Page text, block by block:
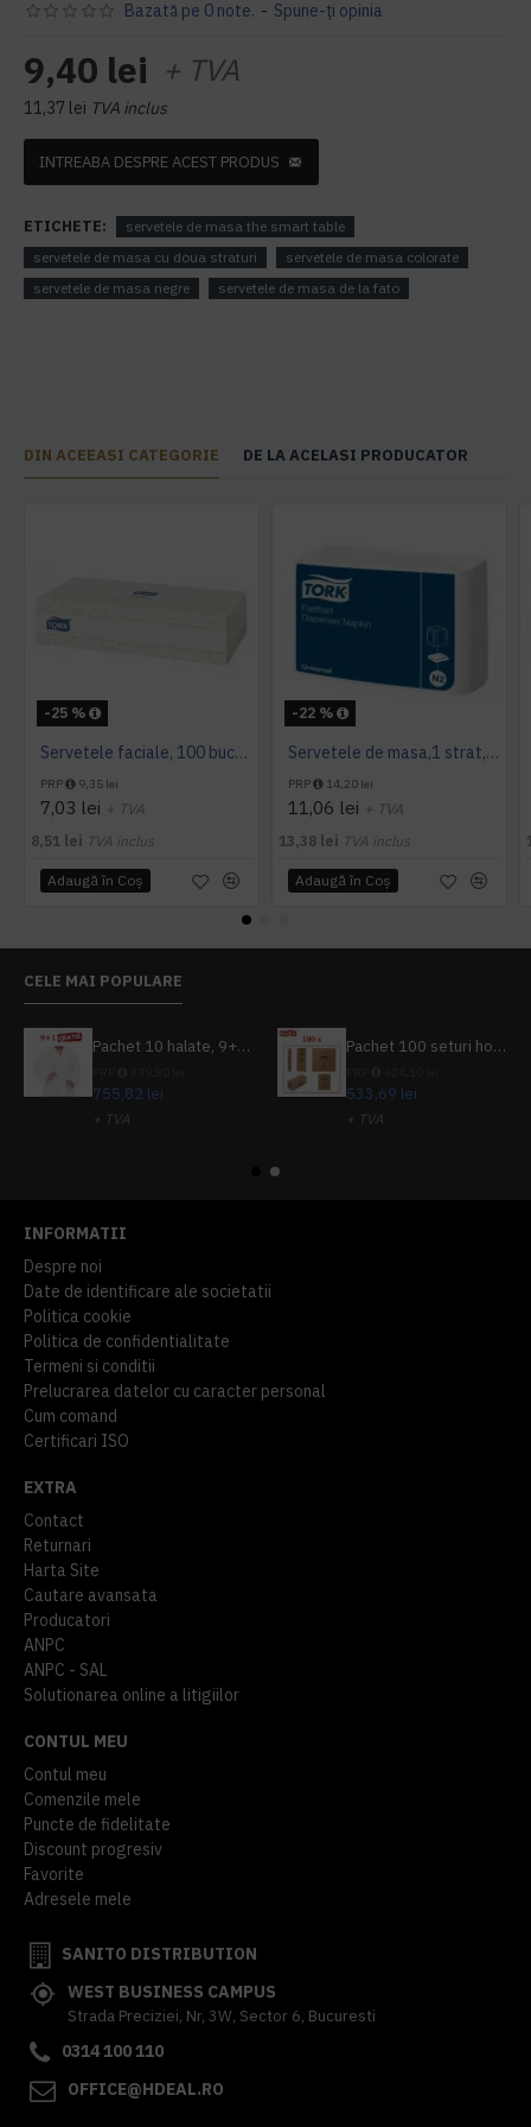
Bazată pe 0 note. - Spune-ţi opinia
9,40 lei + TVA
11,37 lei TVA inclus
INTREABA DESPRE ACEST PRODUS
ETICHETE:
servetele de masa the smart table
servetele de masa cu doua straturi
servetele de masa colorate
servetele de masa negre
servetele de masa de la fato
DIN ACEEASI CATEGORIE DE LA ACELASI PRODUCATOR
-25 %
Servetele faciale, 100 bucati / pachet, Tork
PRP 9,35 lei
7,03 lei + TVA
8,51 lei TVA inclus
Adaugă în Coş
-22 %
Servetele de masa,1 strat, Tork, 300 buc/pachet
PRP 14,20 lei
11,06 lei + TVA
13,38 lei TVA inclus
Adaugă în Coş
CELE MAI POPULARE
Pachet 10 halate, 9+1 gratuit
755,82 lei
+ TVA
Pachet 100 seturi hoteliere, set dentar, set barbierit, casca de dus, pila unghii, set cusut
533,69 lei
+ TVA
INFORMATII
Despre noi
Date de identificare ale societatii
Politica cookie
Politica de confidentialitate
Termeni si conditii
Prelucrarea datelor cu caracter personal
Cum comand
Certificari ISO
EXTRA
Contact
Returnari
Harta Site
Cautare avansata
Producatori
ANPC
ANPC - SAL
Solutionarea online a litigiilor
CONTUL MEU
Contul meu
Comenzile mele
Puncte de fidelitate
Discount progresiv
Favorite
Adresele mele
SANITO DISTRIBUTION
WEST BUSINESS CAMPUS
Strada Preciziei, Nr, 3W, Sector 6, Bucuresti
0314 100 110
OFFICE@HDEAL.RO